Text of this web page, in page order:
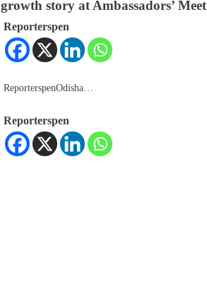
growth story at Ambassadors’ Meet
Reporterspen
ReporterspenOdisha…
Reporterspen